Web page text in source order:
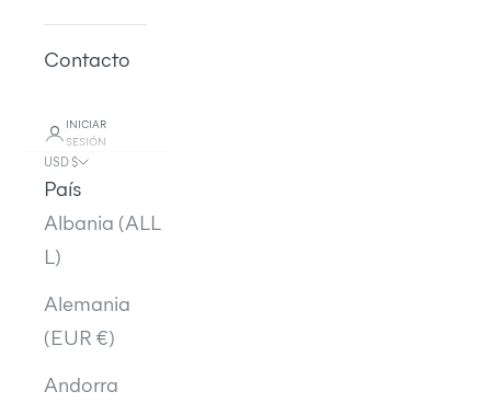
Contacto
INICIAR
SESIÓN
USD $
País
Albania (ALL
L)
Alemania
(EUR €)
Andorra